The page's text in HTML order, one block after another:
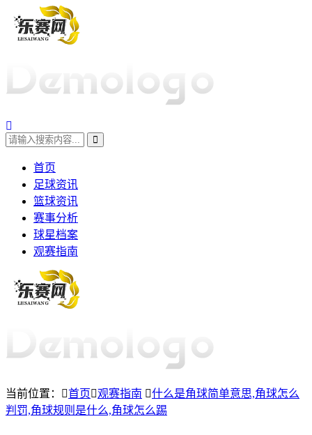
首页
足球资讯
篮球资讯
赛事分析
球星档案
观赛指南
当前位置： 首页 观赛指南
什么是角球简单意思,角球怎么
判罚,角球规则是什么,角球怎么踢